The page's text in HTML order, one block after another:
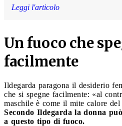
Leggi l'articolo
Un fuoco che
facilmente
Ildegarda paragona il desiderio
che si spegne facilmente: «al
maschile è come il mite calore
Secondo Ildegarda la donna
a questo tipo di fuoco.